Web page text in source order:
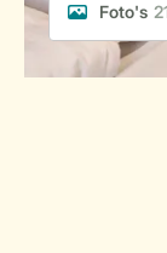
Foto's